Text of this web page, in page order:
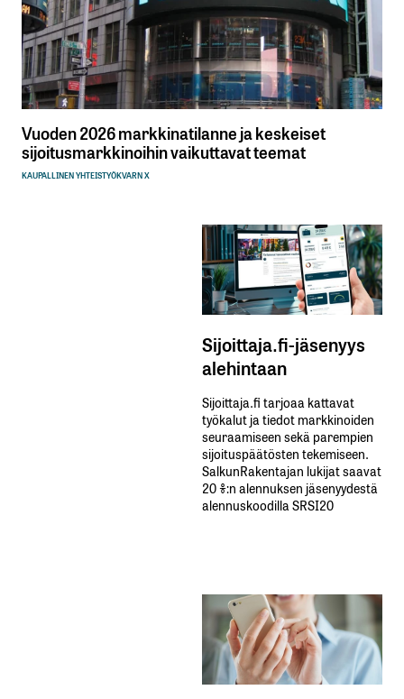
Vuoden 2026 markkinatilanne ja keskeiset
sijoitusmarkkinoihin vaikuttavat teemat
KAUPALLINEN YHTEISTYÖKVARN X
Sijoittaja.fi-jäsenyys
alehintaan
Sijoittaja.fi tarjoaa kattavat
työkalut ja tiedot markkinoiden
seuraamiseen sekä parempien
sijoituspäätösten tekemiseen.
SalkunRakentajan lukijat saavat
20 %:n alennuksen jäsenyydestä
alennuskoodilla SRSI20